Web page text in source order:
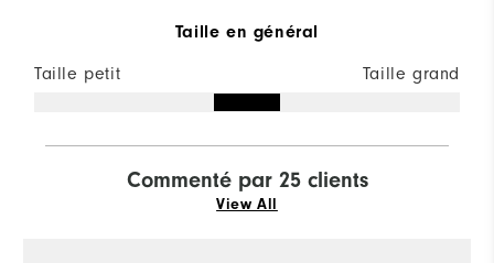
Taille en général
Taille petit Taille grand
Commenté par 25 clients
View All